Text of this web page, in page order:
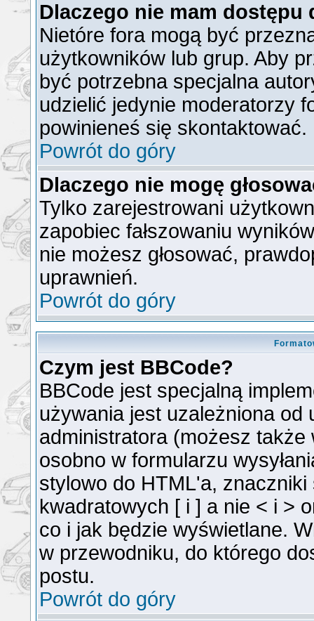
Dlaczego nie mam dostępu
Nietóre fora mogą być
użytkowników lub grup. Aby
być potrzebna specjalna
udzielić jedynie moderatorzy
powinieneś się skontaktować.
Powrót do góry
Dlaczego nie mogę
Tylko zarejestrowani
zapobiec fałszowaniu
nie możesz głosować,
uprawnień.
Powrót do góry
Czym jest BBCode?
BBCode jest specjalną
używania jest uzależniona
administratora (możesz także
osobno w formularzu
stylowo do HTML'a,
kwadratowych [ i ] a nie < i >
co i jak będzie wyświetlane.
w przewodniku, do którego
postu.
Powrót do góry